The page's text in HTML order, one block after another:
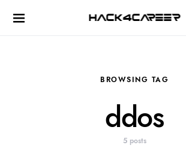
Hack4Career
BROWSING TAG
ddos
5 posts